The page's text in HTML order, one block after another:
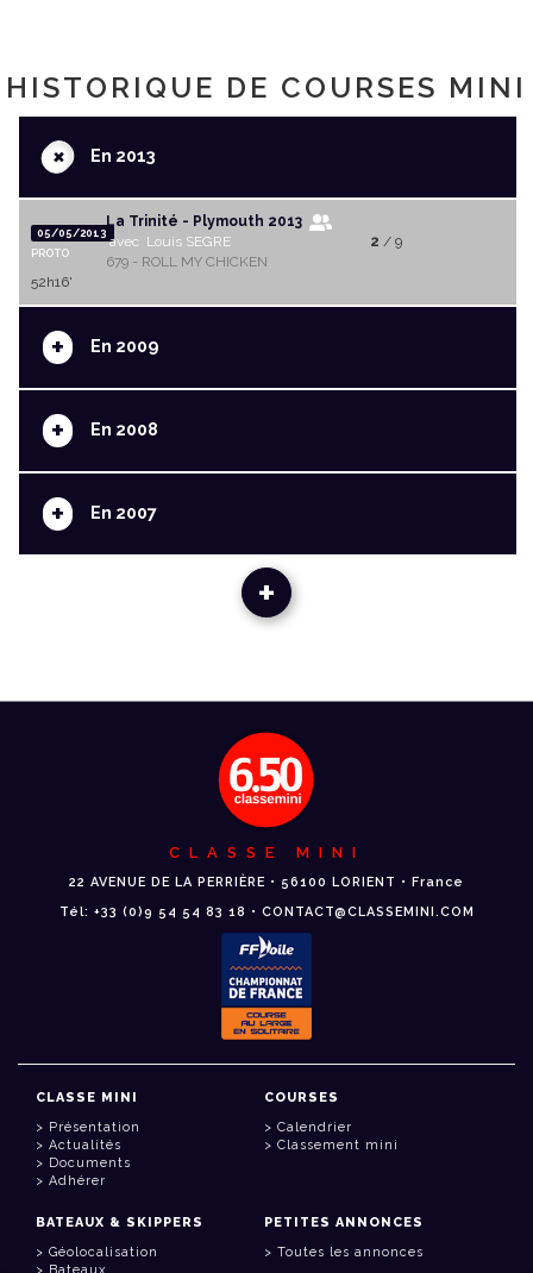
HISTORIQUE DE COURSES MINI
+En 2013
05/05/2013
PROTO
La Trinité - Plymouth 2013
avec Louis SEGRE
679 - ROLL MY CHICKEN
2 / 9
52h16'
+ En 2009
+ En 2008
+ En 2007
+
CLASSE MINI
22 AVENUE DE LA PERRIÈRE • 56100 LORIENT • France
Tél: +33 (0)9 54 54 83 18 • CONTACT@CLASSEMINI.COM
CLASSE MINI
Présentation
Actualités
Documents
Adhérer
COURSES
Calendrier
Classement mini
BATEAUX & SKIPPERS
Géolocalisation
PETITES ANNONCES
Toutes les annonces